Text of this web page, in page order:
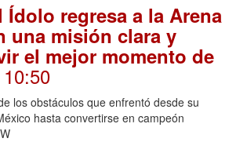
Ídolo regresa a la Arena
una misión clara y
el mejor momento de
los obstáculos que enfrentó desde su
hasta convertirse en campeón